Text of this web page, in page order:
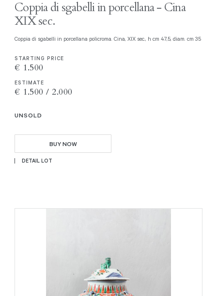
Coppia di sgabelli in porcellana - Cina
XIX sec.
Coppia di sgabelli in porcellana policroma. Cina, XIX sec., h cm 47,5, diam. cm 35
STARTING PRICE
€ 1.500
ESTIMATE
€ 1.500 / 2.000
UNSOLD
BUY NOW
DETAIL LOT